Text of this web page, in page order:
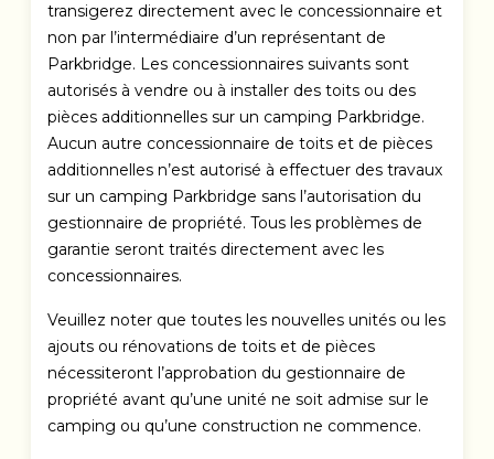
transigerez directement avec le concessionnaire et
non par l’intermédiaire d’un représentant de
Parkbridge. Les concessionnaires suivants sont
autorisés à vendre ou à installer des toits ou des
pièces additionnelles sur un camping Parkbridge.
Aucun autre concessionnaire de toits et de pièces
additionnelles n’est autorisé à effectuer des travaux
sur un camping Parkbridge sans l’autorisation du
gestionnaire de propriété. Tous les problèmes de
garantie seront traités directement avec les
concessionnaires.
Veuillez noter que toutes les nouvelles unités ou les
ajouts ou rénovations de toits et de pièces
nécessiteront l’approbation du gestionnaire de
propriété avant qu’une unité ne soit admise sur le
camping ou qu’une construction ne commence.